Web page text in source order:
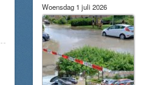
Woensdag 1 juli 2026